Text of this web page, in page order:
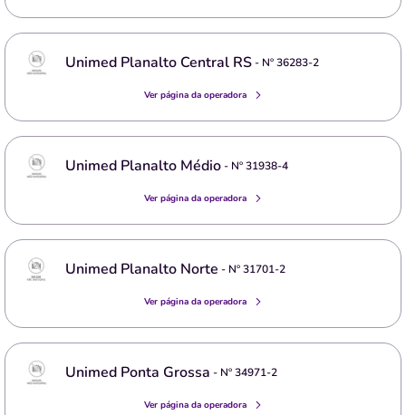
Unimed Planalto Central RS- Nº36283-2
Ver página da operadora
Unimed Planalto Médio- Nº31938-4
Ver página da operadora
Unimed Planalto Norte - Nº31701-2
Ver página da operadora
Unimed Ponta Grossa - Nº34971-2
Ver página da operadora